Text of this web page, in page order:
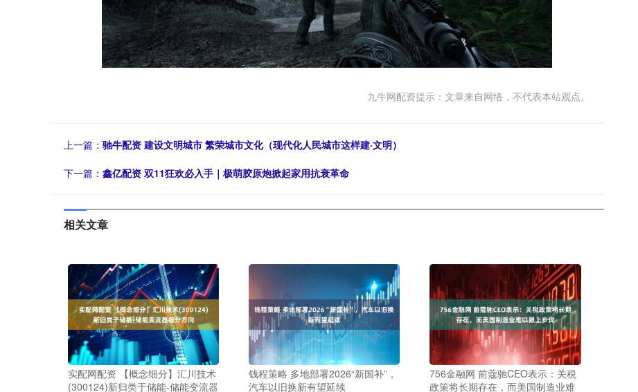
九牛网配资提示：文章来自网络，不代表本站观点。
上一篇： 驰牛配资 建设文明城市 繁荣城市文化（现代化人民城市这样建·文明）
下一篇： 鑫亿配资 双11狂欢必入手｜极萌胶原炮掀起家用抗衰革命
相关文章
实配网配资 【概念细分】汇川技术
(300124)新归类于储能-储能变流器
钱程策略 多地部署2026“新国补”，
汽车以旧换新有望延续
756金融网 前蔻驰CEO表示：关税
政策将长期存在，而美国制造业难